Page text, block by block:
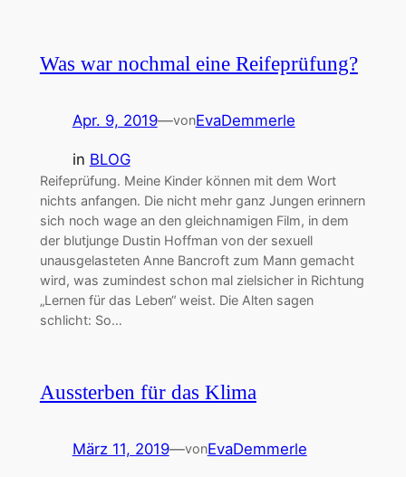
Was war nochmal eine Reifeprüfung?
Apr. 9, 2019—vonEvaDemmerle
in BLOG
Reifeprüfung. Meine Kinder können mit dem Wort
nichts anfangen. Die nicht mehr ganz Jungen erinnern
sich noch wage an den gleichnamigen Film, in dem
der blutjunge Dustin Hoffman von der sexuell
unausgelasteten Anne Bancroft zum Mann gemacht
wird, was zumindest schon mal zielsicher in Richtung
„Lernen für das Leben“ weist. Die Alten sagen
schlicht: So…
Aussterben für das Klima
März 11, 2019—vonEvaDemmerle